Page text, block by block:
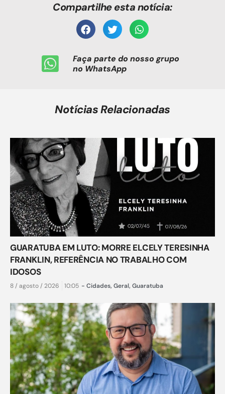
Compartilhe esta notícia:
Faça parte do nosso grupo
no WhatsApp
Notícias Relacionadas
GUARATUBA EM LUTO: MORRE ELCELY TERESINHA
FRANKLIN, REFERÊNCIA NO TRABALHO COM
IDOSOS
8 / agosto / 2026 10:05 - Cidades, Geral, Guaratuba